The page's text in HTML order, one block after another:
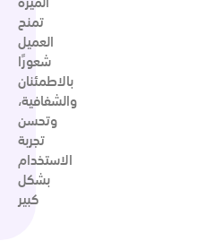
تمنح
العميل
شعورًا
بالاطمئنان
والشفافية،
وتحسن
تجربة
الاستخدام
بشكل
كبير